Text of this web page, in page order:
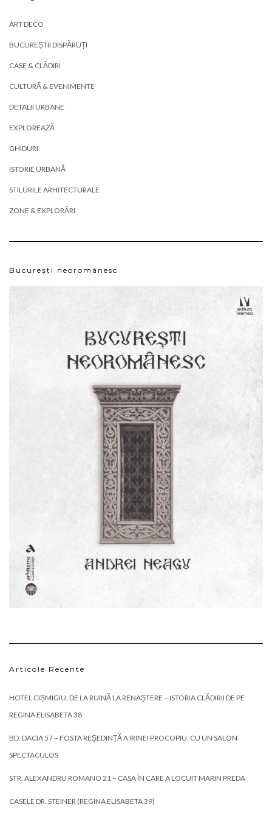
ART DECO
BUCUREȘTII DISPĂRUȚI
CASE & CLĂDIRI
CULTURĂ & EVENIMENTE
DETALII URBANE
EXPLOREAZĂ
GHIDURI
ISTORIE URBANĂ
STILURILE ARHITECTURALE
ZONE & EXPLORĂRI
București neoromânesc
Articole Recente
HOTEL CIȘMIGIU, DE LA RUINĂ LA RENAȘTERE – ISTORIA CLĂDIRII DE PE
REGINA ELISABETA 38
BD. DACIA 57 – FOSTA REȘEDINȚĂ A IRINEI PROCOPIU, CU UN SALON
SPECTACULOS
STR. ALEXANDRU ROMANO 21 – CASA ÎN CARE A LOCUIT MARIN PREDA
CASELE DR. STEINER (REGINA ELISABETA 39)